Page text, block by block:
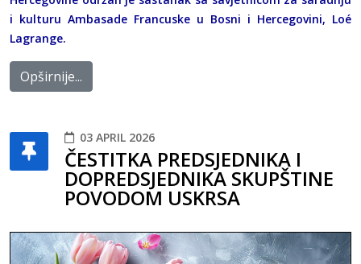
i kulturu Ambasade Francuske u Bosni i Hercegovini, Loé
Lagrange.
Opširnije...
03 APRIL 2026
ČESTITKA PREDSJEDNIKA I
DOPREDSJEDNIKA SKUPŠTINE
POVODOM USKRSA